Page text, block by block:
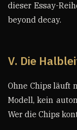
dieser Essay-
beyond decay.
V. Die
Ohne Chips läuft
Modell, kein
Wer die Chips